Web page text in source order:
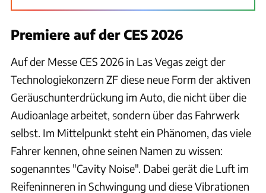
Premiere auf der CES 2026
Auf der Messe CES 2026 in Las Vegas zeigt der
Technologiekonzern ZF diese neue Form der aktiven
Geräuschunterdrückung im Auto, die nicht über die
Audioanlage arbeitet, sondern über das Fahrwerk
selbst. Im Mittelpunkt steht ein Phänomen, das viele
Fahrer kennen, ohne seinen Namen zu wissen:
sogenanntes "Cavity Noise". Dabei gerät die Luft im
Reifeninneren in Schwingung und diese Vibrationen